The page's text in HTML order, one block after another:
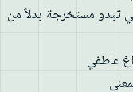
تبدو مستخرجة بدلاً من
عاطفي